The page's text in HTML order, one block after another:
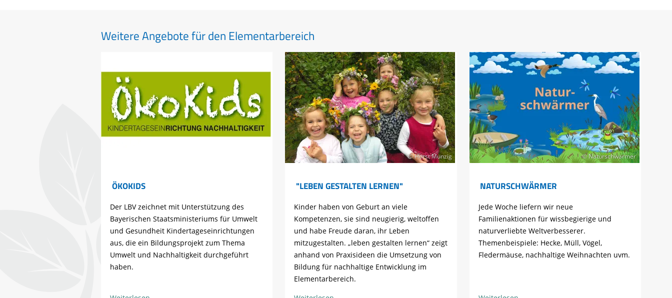
Weitere Angebote für den Elementarbereich
ÖKOKIDS
Der LBV zeichnet mit Unterstützung des
Bayerischen Staatsministeriums für Umwelt
und Gesundheit Kindertageseinrichtungen
aus, die ein Bildungsprojekt zum Thema
Umwelt und Nachhaltigkeit durchgeführt
haben.
© Horst Munzig
"LEBEN GESTALTEN LERNEN"
Kinder haben von Geburt an viele
Kompetenzen, sie sind neugierig, weltoffen
und habe Freude daran, ihr Leben
mitzugestalten. „leben gestalten lernen“ zeigt
anhand von Praxisideen die Umsetzung von
Bildung für nachhaltige Entwicklung im
Elementarbereich.
© Naturschwärmer
NATURSCHWÄRMER
Jede Woche liefern wir neue
Familienaktionen für wissbegierige und
naturverliebte Weltverbesserer.
Themenbeispiele: Hecke, Müll, Vögel,
Fledermäuse, nachhaltige Weihnachten uvm.